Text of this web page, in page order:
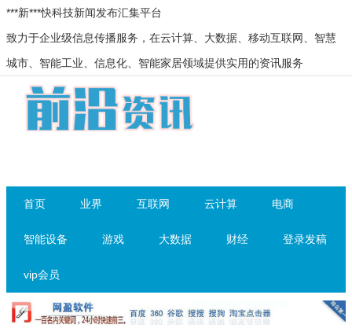
***新***快科技新闻发布汇集平台
致力于企业级信息传播服务，在云计算、大数据、移动互联网、智慧
城市、智能工业、信息化、智能家居领域提供实用的资讯服务
首页 业界 互联网 云计算 电商
智能设备 游戏 大数据 财经 登录发稿
vip会员